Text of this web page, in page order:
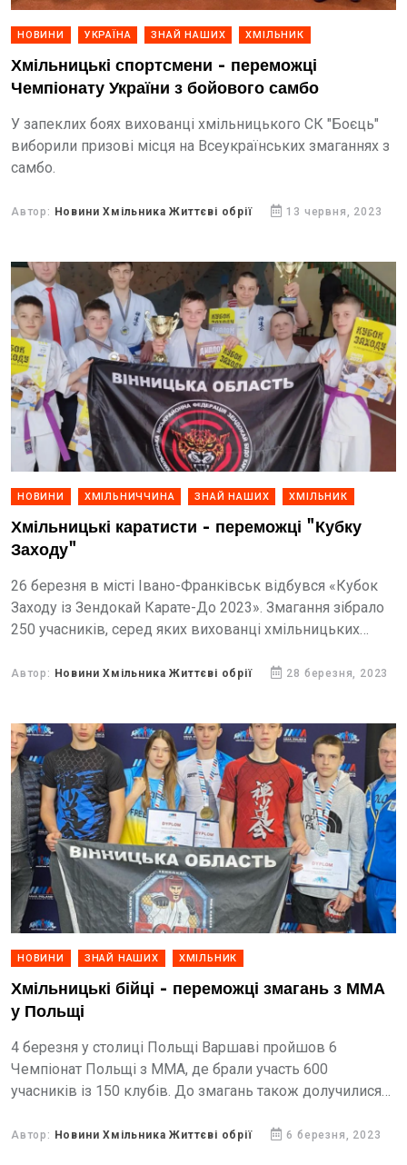
НОВИНИ УКРАЇНА ЗНАЙ НАШИХ ХМІЛЬНИК
Хмільницькі спортсмени - переможці
Чемпіонату України з бойового самбо
У запеклих боях вихованці хмільницького СК "Боєць"
виборили призові місця на Всеукраїнських змаганнях з
самбо.
Автор: Новини Хмільника Життєві обрії 13 червня, 2023
НОВИНИ ХМІЛЬНИЧЧИНА ЗНАЙ НАШИХ ХМІЛЬНИК
Хмільницькі каратисти - переможці "Кубку
Заходу"
26 березня в місті Івано-Франківськ відбувся «Кубок
Заходу із Зендокай Карате-До 2023». Змагання зібрало
250 учасників, серед яких вихованці хмільницьких
спортсмени клубу "Ягуар",...
Автор: Новини Хмільника Життєві обрії 28 березня, 2023
НОВИНИ ЗНАЙ НАШИХ ХМІЛЬНИК
Хмільницькі бійці - переможці змагань з ММА
у Польщі
4 березня у столиці Польщі Варшаві пройшов 6
Чемпіонат Польщі з ММА, де брали участь 600
учасників із 150 клубів. До змагань також долучилися
Автор: Новини Хмільника Життєві обрії 6 березня, 2023